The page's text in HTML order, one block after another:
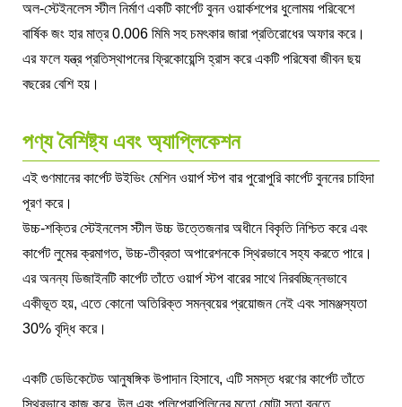
অল-স্টেইনলেস স্টীল নির্মাণ একটি কার্পেট বুনন ওয়ার্কশপের ধুলোময় পরিবেশে
বার্ষিক জং হার মাত্র 0.006 মিমি সহ চমৎকার জারা প্রতিরোধের অফার করে।
এর ফলে যন্ত্র প্রতিস্থাপনের ফ্রিকোয়েন্সি হ্রাস করে একটি পরিষেবা জীবন ছয়
বছরের বেশি হয়।
পণ্য বৈশিষ্ট্য এবং অ্যাপ্লিকেশন
এই গুণমানের কার্পেট উইভিং মেশিন ওয়ার্প স্টপ বার পুরোপুরি কার্পেট বুননের চাহিদা
পূরণ করে।
উচ্চ-শক্তির স্টেইনলেস স্টীল উচ্চ উত্তেজনার অধীনে বিকৃতি নিশ্চিত করে এবং
কার্পেট লুমের ক্রমাগত, উচ্চ-তীব্রতা অপারেশনকে স্থিরভাবে সহ্য করতে পারে।
এর অনন্য ডিজাইনটি কার্পেট তাঁতে ওয়ার্প স্টপ বারের সাথে নিরবচ্ছিন্নভাবে
একীভূত হয়, এতে কোনো অতিরিক্ত সমন্বয়ের প্রয়োজন নেই এবং সামঞ্জস্যতা
30% বৃদ্ধি করে।
একটি ডেডিকেটেড আনুষঙ্গিক উপাদান হিসাবে, এটি সমস্ত ধরণের কার্পেট তাঁতে